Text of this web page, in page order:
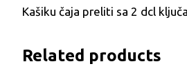
Kašiku čaja preliti sa 2 dcl
Related products